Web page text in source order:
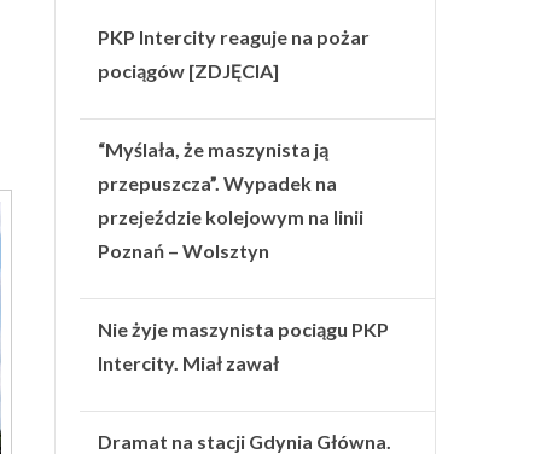
PKP Intercity reaguje na pożar
pociągów [ZDJĘCIA]
“Myślała, że maszynista ją
przepuszcza”. Wypadek na
przejeździe kolejowym na linii
Poznań – Wolsztyn
Nie żyje maszynista pociągu PKP
Intercity. Miał zawał
Dramat na stacji Gdynia Główna.